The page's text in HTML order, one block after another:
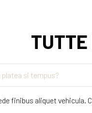
TUTTE
platea si tempus?
finibus aliquet